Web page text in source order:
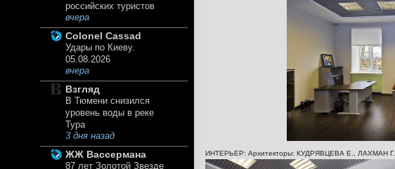
ИНТЕРЬЕР: Архитекторы: КУДРЯВЦЕВА Е., ЛАХМАН Г.
российских туристов
вчера
Colonel Cassad
Удары по Киеву.
05.08.2026
вчера
Взгляд
В Тюмени снизился
уровень воды в реке
Тура
3 дня назад
ЖЖ Вассермана
87 лет Золотой Звезде